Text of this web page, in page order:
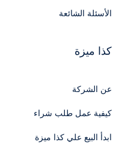
الأسئلة الشائعة
كذا ميزة
عن الشركة
كيفية عمل طلب شراء
ابدأ البيع علي كذا ميزة